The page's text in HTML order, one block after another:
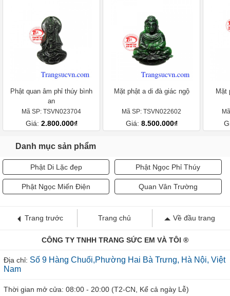
Phật quan âm phỉ thúy bình
an
Mã SP: TSVN023704
Giá: 2.800.000₫
Mặt phật a di đà giác ngộ
Mã SP: TSVN022602
Giá: 8.500.000₫
Mặt
Danh mục sản phẩm
Phật Di Lặc đẹp Phật Ngọc Phỉ Thúy
Phật Ngọc Miến Điện Quan Vân Trường
Trang trước Trang chủ Về đầu trang
CÔNG TY TNHH TRANG SỨC EM VÀ TÔI ®
Địa chỉ: Số 9 Hàng Chuối,Phường Hai Bà Trưng, Hà Nội, Việt
Nam
Thời gian mở cửa: 08:00 - 20:00 (T2-CN, Kể cả ngày Lễ)